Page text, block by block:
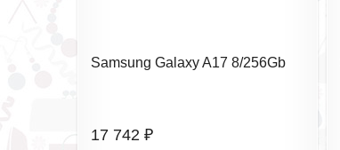
Samsung Galaxy A17 8/256Gb
17 742 ₽